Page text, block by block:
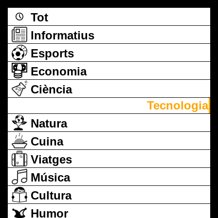
Tot
Informatius
Esports
Economia
Ciència
Tecnologia
Natura
Cuina
Viatges
Música
Cultura
Humor